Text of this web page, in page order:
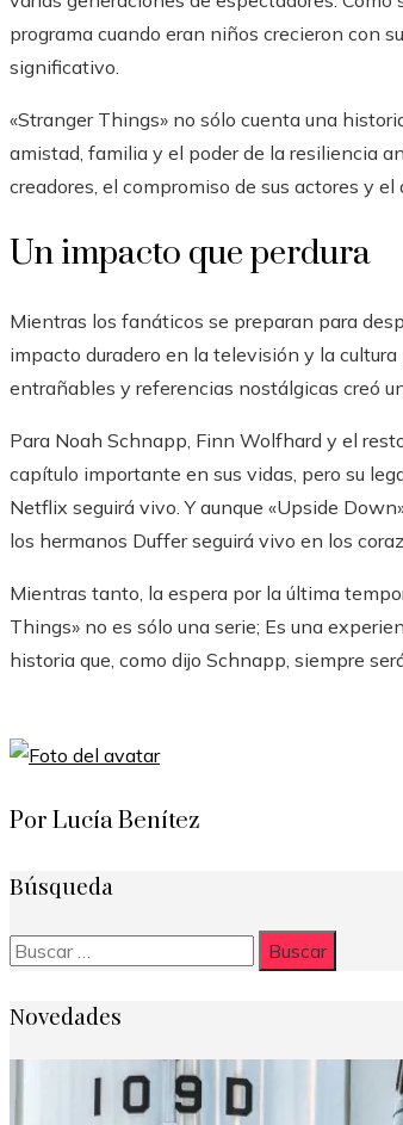
programa cuando eran niños crecieron con
significativo.
«Stranger Things» no sólo cuenta una
amistad, familia y el poder de la resiliencia
creadores, el compromiso de sus actores y
Un impacto que perdura
Mientras los fanáticos se preparan para
impacto duradero en la televisión y la
entrañables y referencias nostálgicas creó
Para Noah Schnapp, Finn Wolfhard y el
capítulo importante en sus vidas, pero su
Netflix seguirá vivo. Y aunque «Upside
los hermanos Duffer seguirá vivo en los
Mientras tanto, la espera por la última
Things» no es sólo una serie; Es una
historia que, como dijo Schnapp, siempre
Por Lucía Benítez
Búsqueda
Buscar:
Novedades